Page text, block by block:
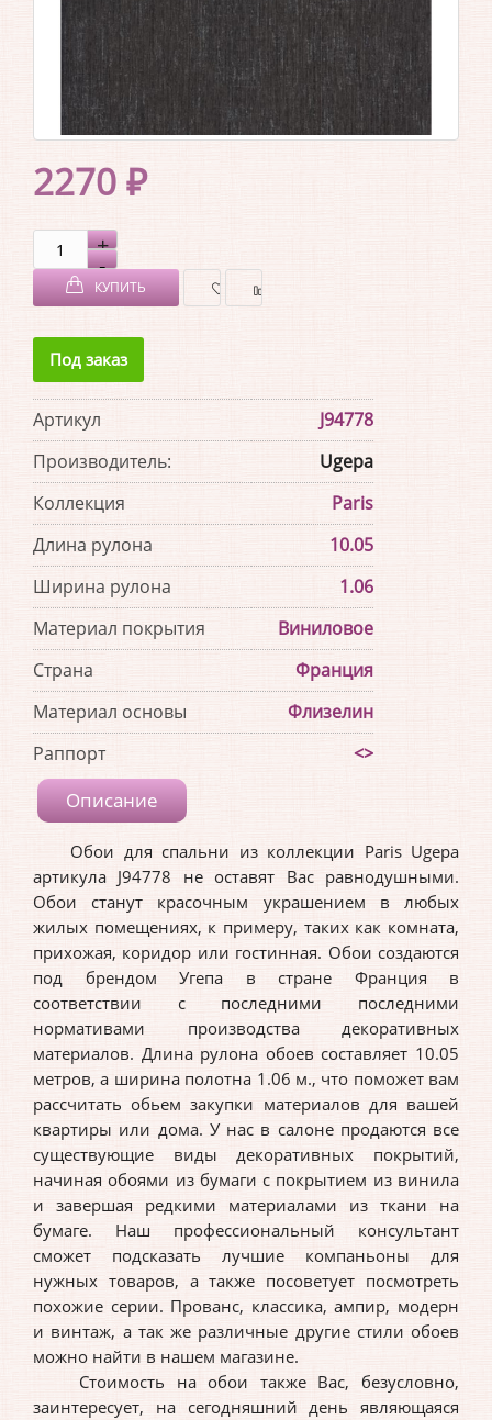
2270 ₽
КУПИТЬ
Под заказ
Артикул
J94778
Производитель:
Ugepa
Коллекция
Paris
Длина рулона
10.05
Ширина рулона
1.06
Материал покрытия
Виниловое
Страна
Франция
Материал основы
Флизелин
Раппорт
<>
Описание
Обои для спальни из коллекции Paris Ugepa
артикула J94778 не оставят Вас равнодушными.
Обои станут красочным украшением в любых
жилых помещениях, к примеру, таких как комната,
прихожая, коридор или гостинная. Обои создаются
под брендом Угепа в стране Франция в
соответствии с последними последними
нормативами производства декоративных
материалов. Длина рулона обоев составляет 10.05
метров, а ширина полотна 1.06 м., что поможет вам
рассчитать обьем закупки материалов для вашей
квартиры или дома. У нас в салоне продаются все
существующие виды декоративных покрытий,
начиная обоями из бумаги с покрытием из винила
и завершая редкими материалами из ткани на
бумаге. Наш профессиональный консультант
сможет подсказать лучшие компаньоны для
нужных товаров, а также посоветует посмотреть
похожие серии. Прованс, классика, ампир, модерн
и винтаж, а так же различные другие стили обоев
можно найти в нашем магазине.
Стоимость на обои также Вас, безусловно,
заинтересует, на сегодняшний день являющаяся